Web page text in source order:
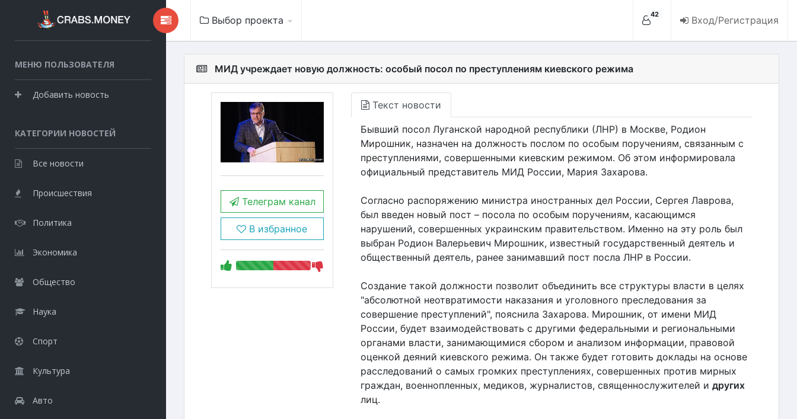
МЕНЮ ПОЛЬЗОВАТЕЛЯ
Добавить новость
КАТЕГОРИИ НОВОСТЕЙ
Все новости
Происшествия
Политика
Экономика
Общество
Наука
Спорт
Культура
Авто
Выбор проекта 42 Вход/Регистрация
МИД учреждает новую должность: особый посол по преступлениям киевского режима
Телеграм канал
В избранное
Текст новости
Бывший посол Луганской народной республики (ЛНР) в Москве, Родион
Мирошник, назначен на должность послом по особым поручениям, связанным с
преступлениями, совершенными киевским режимом. Об этом информировала
официальный представитель МИД России, Мария Захарова.
Согласно распоряжению министра иностранных дел России, Сергея Лаврова,
был введен новый пост – посола по особым поручениям, касающимся
нарушений, совершенных украинским правительством. Именно на эту роль был
выбран Родион Валерьевич Мирошник, известный государственный деятель и
общественный деятель, ранее занимавший пост посла ЛНР в России.
Создание такой должности позволит объединить все структуры власти в целях
"абсолютной неотвратимости наказания и уголовного преследования за
совершение преступлений", пояснила Захарова. Мирошник, от имени МИД
России, будет взаимодействовать с другими федеральными и региональными
органами власти, занимающимися сбором и анализом информации, правовой
оценкой деяний киевского режима. Он также будет готовить доклады на основе
расследований о самых громких преступлениях, совершенных против мирных
граждан, военнопленных, медиков, журналистов, священнослужителей и других
лиц.